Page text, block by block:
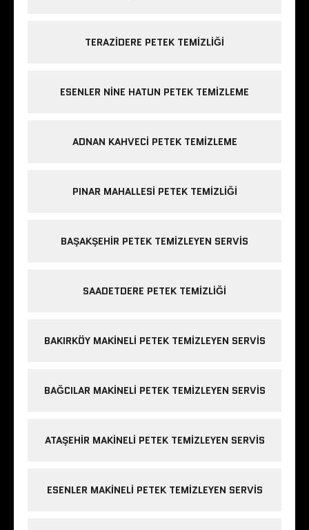
TERAZIDERE PETEK TEMIZLIĞI
ESENLER NINE HATUN PETEK TEMIZLEME
ADNAN KAHVECI PETEK TEMIZLEME
PINAR MAHALLESI PETEK TEMIZLIĞI
BAŞAKŞEHIR PETEK TEMIZLEYEN SERVIS
SAADETDERE PETEK TEMIZLIĞI
BAKIRKÖY MAKINELI PETEK TEMIZLEYEN SERVIS
BAĞCILAR MAKINELI PETEK TEMIZLEYEN SERVIS
ATAŞEHIR MAKINELI PETEK TEMIZLEYEN SERVIS
ESENLER MAKINELI PETEK TEMIZLEYEN SERVIS